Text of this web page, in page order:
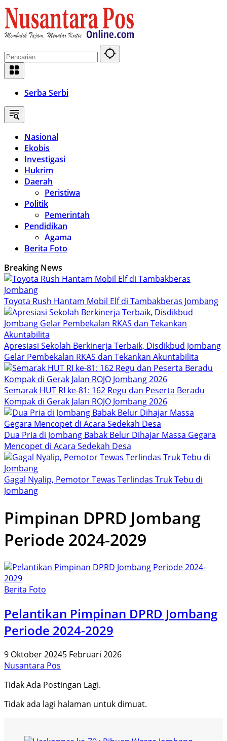
Langsung
ke
konten
Serba Serbi
Nasional
Ekobis
Investigasi
Hukrim
Daerah
Peristiwa
Politik
Pemerintah
Pendidikan
Agama
Berita Foto
Breaking News
Toyota Rush Hantam Mobil Elf di Tambakberas Jombang
Apresiasi Sekolah Berkinerja Terbaik, Disdikbud Jombang
Gelar Pembekalan RKAS dan Tekankan Akuntabilita
Semarak HUT RI ke-81: 162 Regu dan Peserta Beradu
Kompak di Gerak Jalan ROJO Jombang 2026
Dua Pria di Jombang Babak Belur Dihajar Massa Gegara
Mencopet di Acara Sedekah Desa
Gagal Nyalip, Pemotor Tewas Terlindas Truk Tebu di
Jombang
Pimpinan DPRD Jombang
Periode 2024-2029
Berita Foto
Pelantikan Pimpinan DPRD Jombang
Periode 2024-2029
9 Oktober 20245 Februari 2026
Nusantara Pos
Tidak Ada Postingan Lagi.
Tidak ada lagi halaman untuk dimuat.